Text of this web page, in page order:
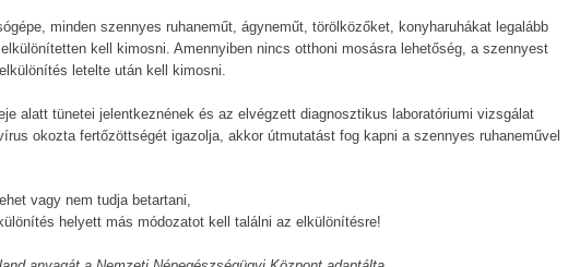
minden szennyes ruhaneműt, ágyneműt, törölközőket, konyharuhákat legalább
kell kimosni. Amennyiben nincs otthoni mosásra lehetőség, a szennyest
letelte után kell kimosni.
alatt tünetei jelentkeznének és az elvégzett diagnosztikus laboratóriumi vizsgálat
okozta fertőzöttségét igazolja, akkor útmutatást fog kapni a szennyes ruhaneművel
vagy nem tudja betartani,
helyett más módozatot kell találni az elkülönítésre!